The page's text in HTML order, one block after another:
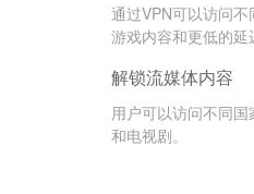
通过VPN可以访问
游戏内容和更低的延
解锁流媒体内容
用户可以访问不同
和电视剧。